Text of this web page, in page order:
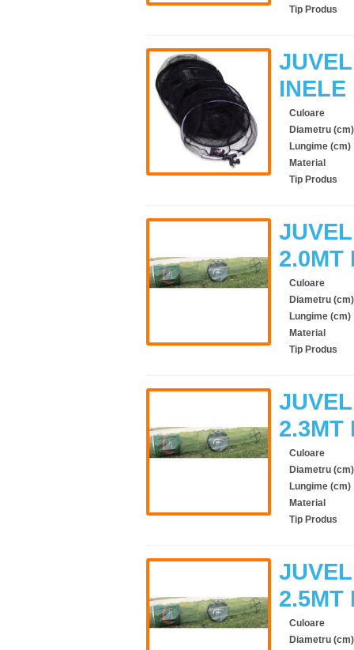
Tip Produs
INELE
Culoare
Diametru (cm)
Lungime (cm)
Material
Tip Produs
2.0MT
Culoare
Diametru (cm)
Lungime (cm)
Material
Tip Produs
2.3MT
Culoare
Diametru (cm)
Lungime (cm)
Material
Tip Produs
2.5MT
Culoare
Diametru (cm)